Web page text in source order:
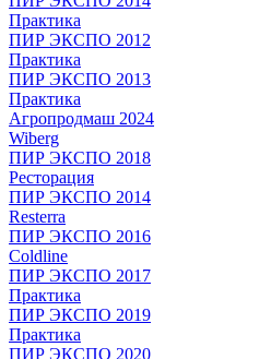
Практика
ПИР ЭКСПО 2012
Практика
ПИР ЭКСПО 2013
Практика
Агропродмаш 2024
Wiberg
ПИР ЭКСПО 2018
Ресторация
ПИР ЭКСПО 2014
Resterra
ПИР ЭКСПО 2016
Coldline
ПИР ЭКСПО 2017
Практика
ПИР ЭКСПО 2019
Практика
ПИР ЭКСПО 2020